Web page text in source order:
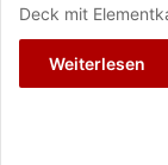
Deck mit
Weiterlesen